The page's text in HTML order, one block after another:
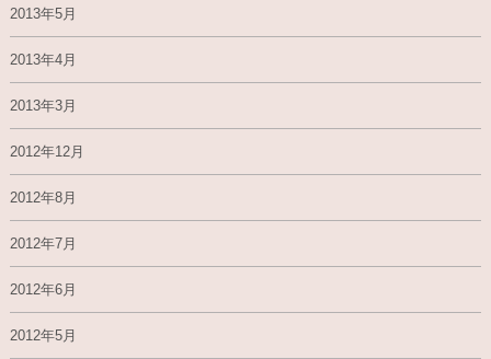
2013年5月
2013年4月
2013年3月
2012年12月
2012年8月
2012年7月
2012年6月
2012年5月